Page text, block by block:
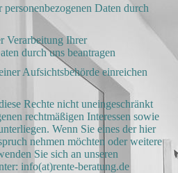
Daten durch
Verarbeitung Ihrer
durch uns beantragen
Aufsichtsbehörde einreichen
Rechte nicht uneingeschränkt
rechtmäßigen Interessen sowie
Wenn Sie eines der hier
nehmen möchten oder weitere
Sie sich an unseren
info(at)rente-beratung.de